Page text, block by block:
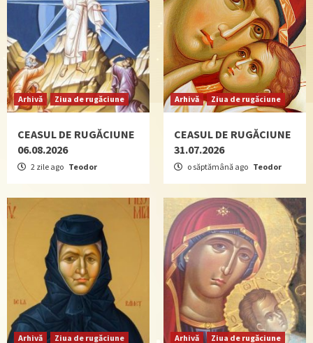
Arhivă Ziua de rugăciune
CEASUL DE RUGĂCIUNE
06.08.2026
2 zile ago Teodor
Arhivă Ziua de rugăciune
CEASUL DE RUGĂCIUNE
31.07.2026
o săptămână ago Teodor
Arhivă Ziua de rugăciune Arhivă Ziua de rugăciune